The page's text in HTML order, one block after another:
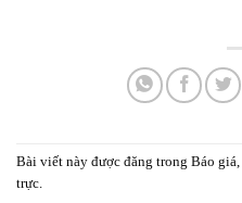
Bài viết này được đăng trong Báo giá,
trực.